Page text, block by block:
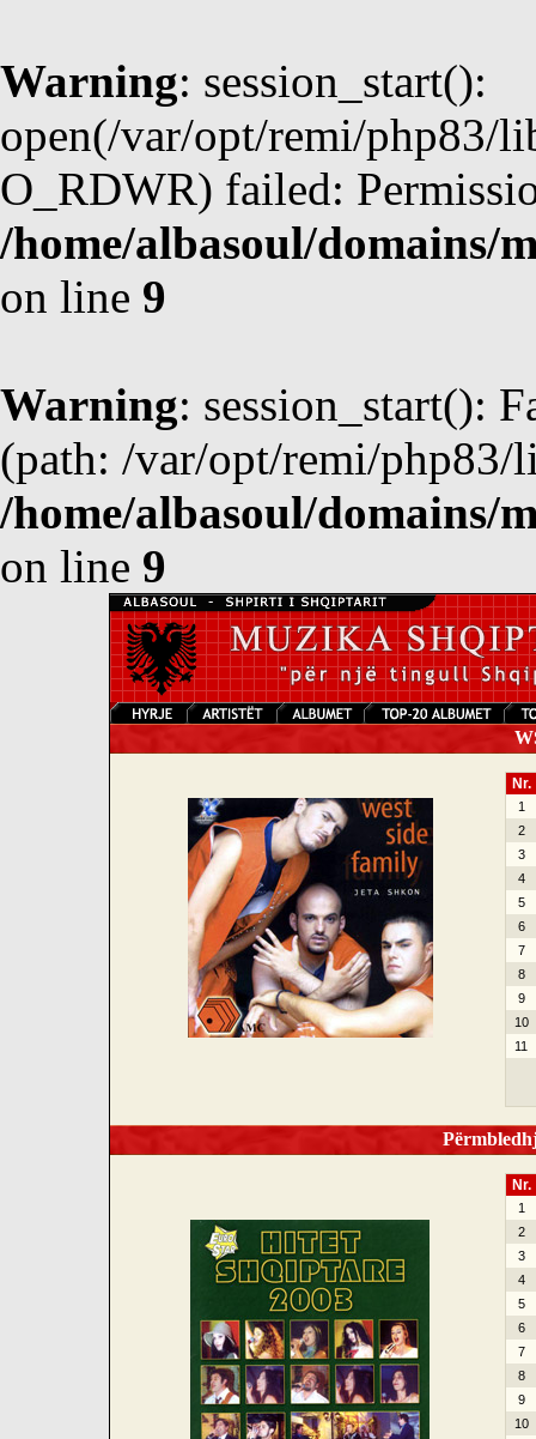
Warning: session_start():
open(/var/opt/remi/php83/
O_RDWR) failed:
/home/albasoul/domains/
on line 9
Warning: session_start():
(path: /var/opt/remi/php83/
/home/albasoul/domains/
on line 9
Nr.
1
2
3
4
5
6
7
8
9
10
11
Nr.
1
2
3
4
5
6
7
8
9
10